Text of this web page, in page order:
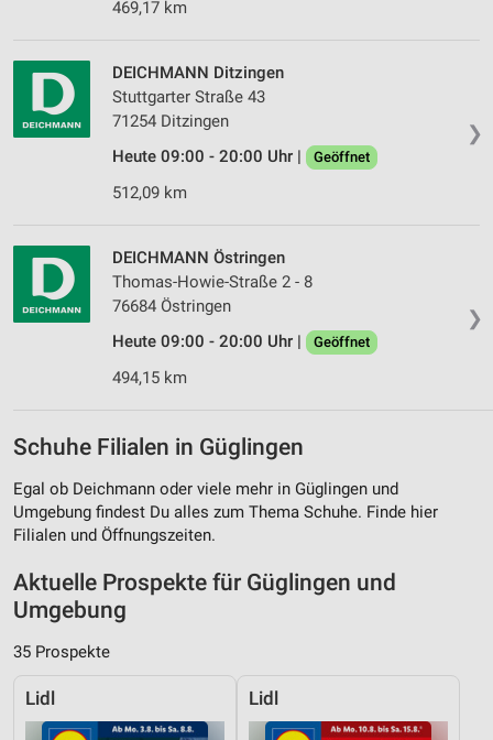
469,17 km
❯
DEICHMANN Ditzingen
Stuttgarter Straße 43
71254 Ditzingen
Heute 09:00 - 20:00 Uhr |
Geöffnet
512,09 km
❯
DEICHMANN Östringen
Thomas-Howie-Straße 2 - 8
76684 Östringen
Heute 09:00 - 20:00 Uhr |
Geöffnet
494,15 km
Schuhe Filialen in Güglingen
Egal ob Deichmann oder viele mehr in Güglingen und
Umgebung findest Du alles zum Thema Schuhe. Finde hier
Filialen und Öffnungszeiten.
Aktuelle Prospekte für Güglingen und
Umgebung
35 Prospekte
Lidl Lidl